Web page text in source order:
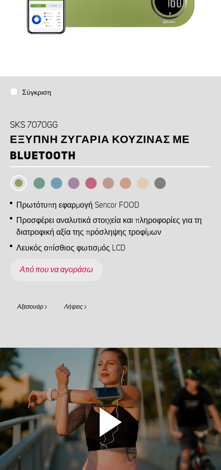
Σύγκριση
SKS 7070GG
ΈΞΥΠΝΗ ΖΥΓΑΡΙΆ ΚΟΥΖΊΝΑΣ ΜΕ
BLUETOOTH
Πρωτότυπη εφαρμογή Sencor FOOD
Προσφέρει αναλυτικά στοιχεία και πληροφορίες για τη
διατροφική αξία της πρόσληψης τροφίμων
Λευκός οπίσθιος φωτισμός LCD
Από που να αγοράσω
Αξεσουάρ Λήψεις